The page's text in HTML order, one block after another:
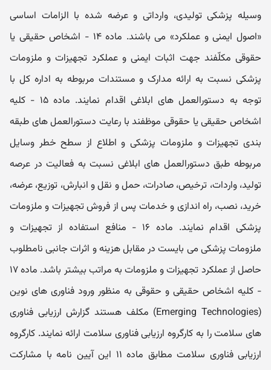
وسیله پزشکی تولیدی، وارداتی و عرضه شده با الزامات اساسی
«اصول ایمنی و عملکرد» می باشند. ماده ۱۴ - اشخاص حقیقی یا
حقوقی مکلّفند جھت اثبات ایمنی و عملکرد تجھیزات و ملزومات
پزشکی نسبت به ارائه مدارک و مستندات مربوطه به اداره کل با
توجه به دستورالعمل ھای ابلاغی اقدام نمایند. ماده ۱۵ - کلیه
اشخاص حقیقی یا حقوقی موظفند با رعایت دستورالعمل ھای طبقه
بندی تجھیزات و ملزومات پزشکی و اطلاع از سطح خطر وسایل
مربوطه طبق دستورالعمل ھای ابلاغی نسبت به فعالیت در عرصه
تولید، واردات، ترخیص، صادرات، حمل و نقل و انبارش، توزیع، عرضه،
خرید، نصب، راه اندازی و خدمات پس از فروش تجھیزات و ملزومات
پزشکی اقدام نمایند. ماده ۱۶ - منافع استفاده از تجھیزات و
ملزومات پزشکی می بایست در مقابل ھزینه و اثرات جانبی نامطلوب
حاصل از عملکرد تجھیزات و ملزومات به مراتب بیشتر باشد. ماده ۱۷
- کلیه اشخاص حقیقی و حقوقی به منظور ورود فناوری ھای نوین
(Emerging Technologies) مکلف ھستند گزارش ارزیابی فناوری
ھای سلامت را به کارگروه ارزیابی فناوری سلامت ارائه نمایند. کارگروه
ارزیابی فناوری سلامت مطابق ماده ۱۱ این آیین نامه با مشارکت